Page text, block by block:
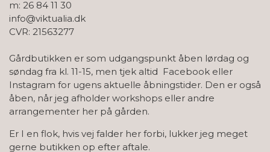
m: 26 84 11 30
info@viktualia.dk
CVR: 21563277
Gårdbutikken er som udgangspunkt åben lørdag og
søndag fra kl. 11-15, men tjek altid Facebook eller
Instagram for ugens aktuelle åbningstider. Den er også
åben, når jeg afholder workshops eller andre
arrangementer her på gården.
Er I en flok, hvis vej falder her forbi, lukker jeg meget
gerne butikken op efter aftale.